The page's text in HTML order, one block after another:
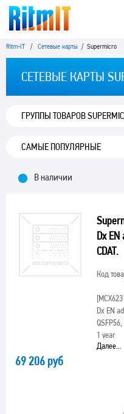
Ritm-IT / Сетевые карты / Supermicro
СЕТЕВЫЕ КАРТЫ
ГРУППЫ ТОВАРОВ
В наличии
Dx
CDAT.
Код
Dx EN
1 year
Далее...
69 206 руб